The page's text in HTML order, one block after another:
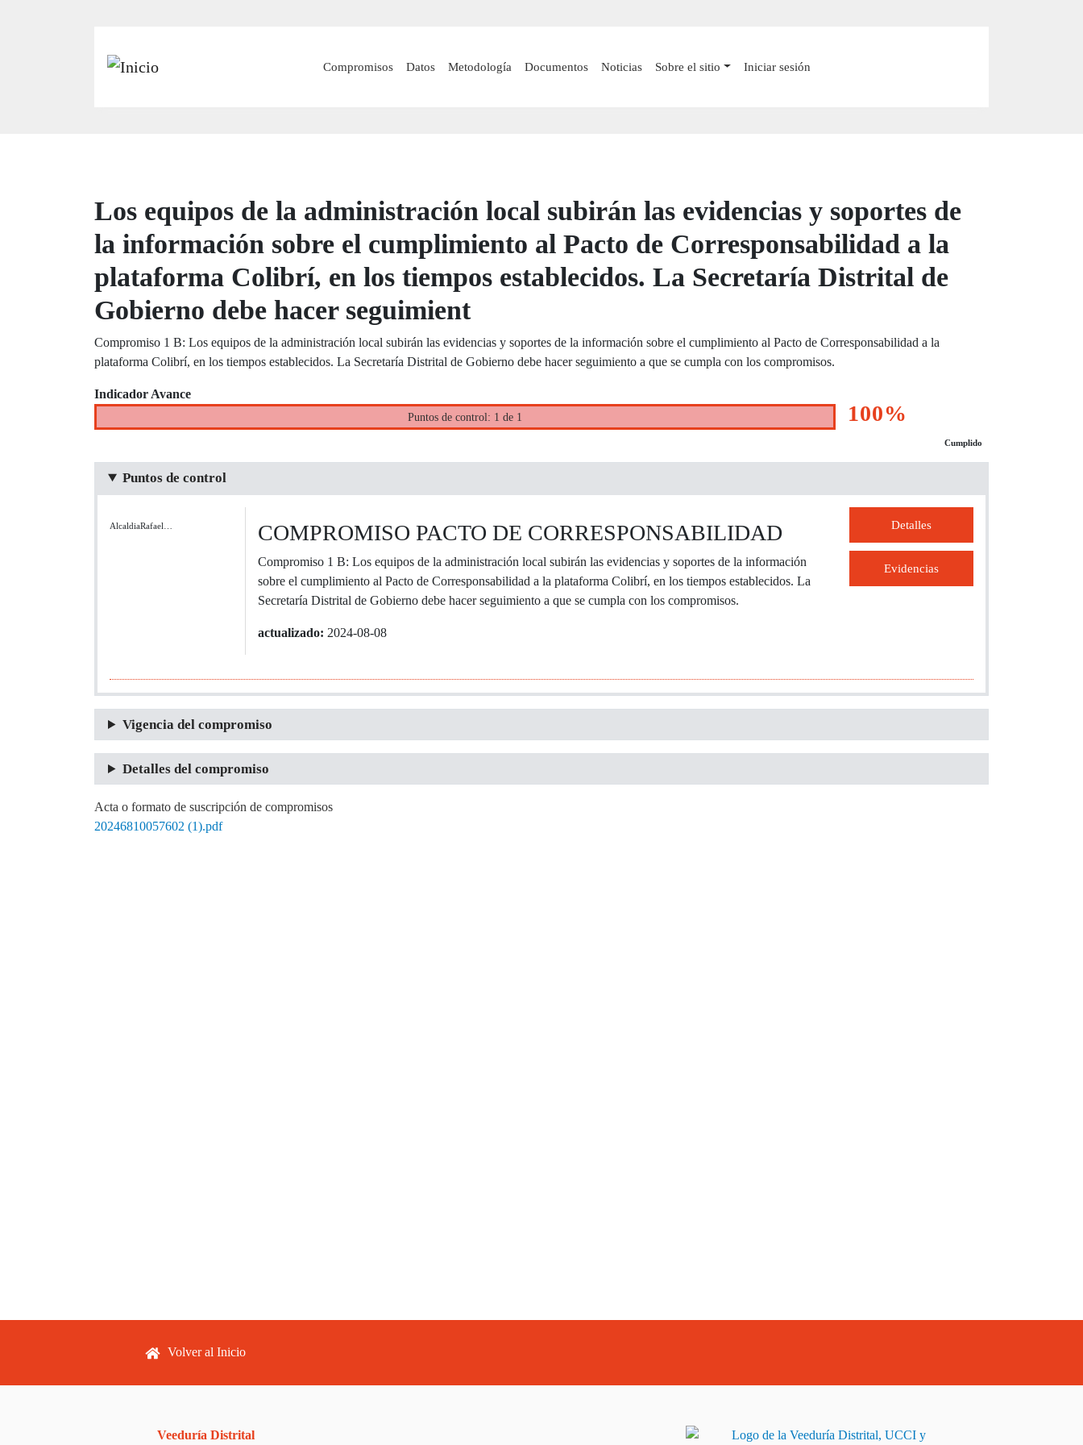
principal
Main navigation
Compromisos Datos Metodología Documentos Noticias Sobre el sitio Iniciar sesión
Los equipos de la administración local subirán las evidencias y soportes de
la información sobre el cumplimiento al Pacto de Corresponsabilidad a la
plataforma Colibrí, en los tiempos establecidos. La Secretaría Distrital de
Gobierno debe hacer seguimient
Compromiso 1 B: Los equipos de la administración local subirán las evidencias y soportes de la información sobre el cumplimiento al Pacto de Corresponsabilidad a la
plataforma Colibrí, en los tiempos establecidos. La Secretaría Distrital de Gobierno debe hacer seguimiento a que se cumpla con los compromisos.​
Indicador Avance
Puntos de control: 1 de 1 100%
Cumplido
Puntos de control
AlcaldiaRafael… COMPROMISO PACTO DE CORRESPONSABILIDAD
Compromiso 1 B: Los equipos de la administración local subirán las evidencias y soportes de la información
sobre el cumplimiento al Pacto de Corresponsabilidad a la plataforma Colibrí, en los tiempos establecidos. La
Secretaría Distrital de Gobierno debe hacer seguimiento a que se cumpla con los compromisos.​
actualizado: 2024-08-08
Detalles
Evidencias
Vigencia del compromiso
Detalles del compromiso
Acta o formato de suscripción de compromisos
20246810057602 (1).pdf
Footer menu
Volver al Inicio
Veeduría Distrital